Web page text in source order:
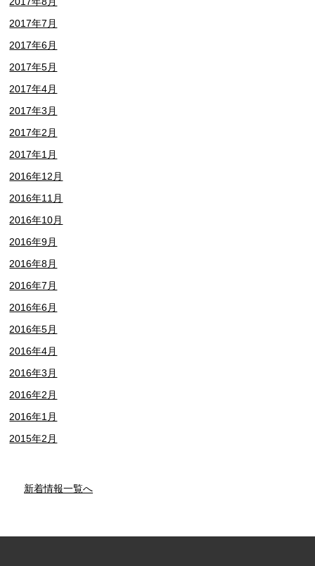
2017年7月
2017年6月
2017年5月
2017年4月
2017年3月
2017年2月
2017年1月
2016年12月
2016年11月
2016年10月
2016年9月
2016年8月
2016年7月
2016年6月
2016年5月
2016年4月
2016年3月
2016年2月
2016年1月
2015年2月
新着情報一覧へ